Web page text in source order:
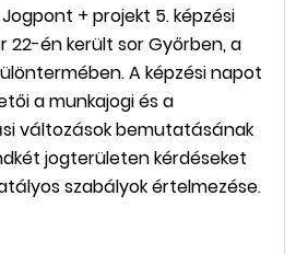
+ projekt 5. képzési
22-én került sor Győrben, a
A képzési napot
a munkajogi és a
változások bemutatásának
jogterületen kérdéseket
szabályok értelmezése.